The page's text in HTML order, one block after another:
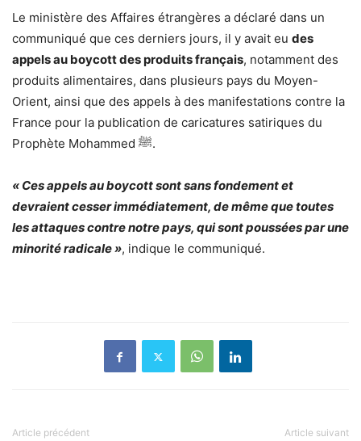
Le ministère des Affaires étrangères a déclaré dans un
communiqué que ces derniers jours, il y avait eu des
appels au boycott des produits français, notamment des
produits alimentaires, dans plusieurs pays du Moyen-
Orient, ainsi que des appels à des manifestations contre la
France pour la publication de caricatures satiriques du
Prophète Mohammed ﷺ.
« Ces appels au boycott sont sans fondement et
devraient cesser immédiatement, de même que toutes
les attaques contre notre pays, qui sont poussées par une
minorité radicale », indique le communiqué.
Article précédent Article suivant